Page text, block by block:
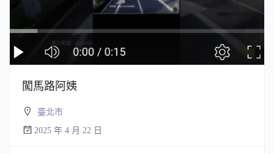
闖馬路阿姨
臺北市
2025 年 4 月 22 日